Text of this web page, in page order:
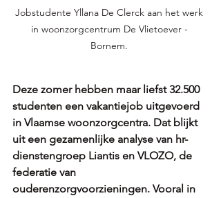
Jobstudente Yllana De Clerck aan het werk
in woonzorgcentrum De Vlietoever -
Bornem.
Deze zomer hebben maar liefst 32.500
studenten een vakantiejob uitgevoerd
in Vlaamse woonzorgcentra. Dat blijkt
uit een gezamenlijke analyse van hr-
dienstengroep Liantis en VLOZO, de
federatie van
ouderenzorgvoorzieningen. Vooral in